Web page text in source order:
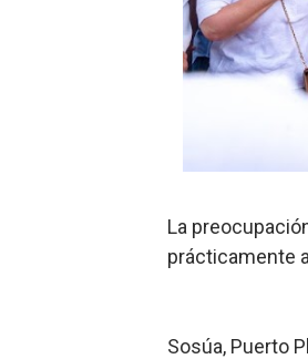
La
prácticamente
Sosúa, Puerto